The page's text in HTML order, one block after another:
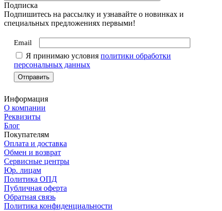
Подписка
Подпишитесь на рассылку и узнавайте о новинках и
специальных предложениях первыми!
Email
Я принимаю условия политики обработки
персональных данных
Информация
О компании
Реквизиты
Блог
Покупателям
Оплата и доставка
Обмен и возврат
Сервисные центры
Юр. лицам
Политика ОПД
Публичная оферта
Обратная связь
Политика конфиденциальности